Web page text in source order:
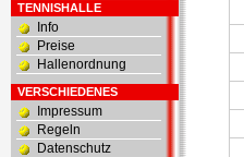
TENNISHALLE
Info
Preise
Hallenordnung
VERSCHIEDENES
Impressum
Regeln
Datenschutz